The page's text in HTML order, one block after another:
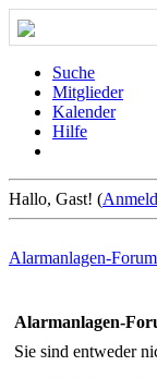
Suche
Mitglieder
Kalender
Hilfe
Hallo, Gast! (
Alarmanlagen-
Alarmanlagen-
Sie sind entweder